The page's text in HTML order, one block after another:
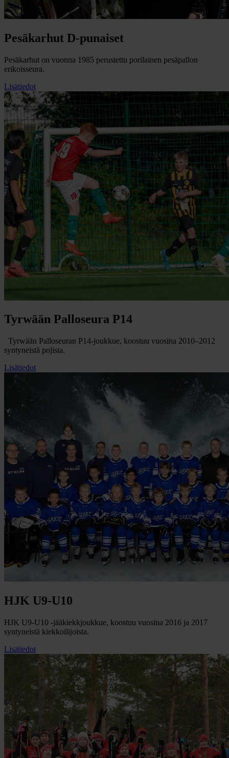
Pesäkarhut D-punaiset
Pesäkarhut on vuonna 1985 perustettu porilainen pesäpallon
erikoisseura.
Lisätiedot
Tyrwään Palloseura P14
Tyrwään Palloseuran P14-joukkue, koostuu vuosina 2010–2012
syntyneistä pojista.
Lisätiedot
HJK U9-U10
HJK U9-U10 -jääkiekkjoukkue, koostuu vuosina 2016 ja 2017
syntyneistä kiekkoilijoista.
Lisätiedot